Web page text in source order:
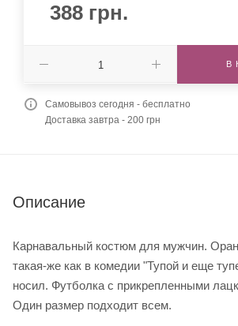
388 грн.
В
Самовывоз сегодня - бесплатно
Доставка завтра - 200 грн
Описание
Карнавальный костюм для мужчин.
такая-же как в комедии "Тупой и еще
носил. Футболка с прикрепленными
Один размер подходит всем.